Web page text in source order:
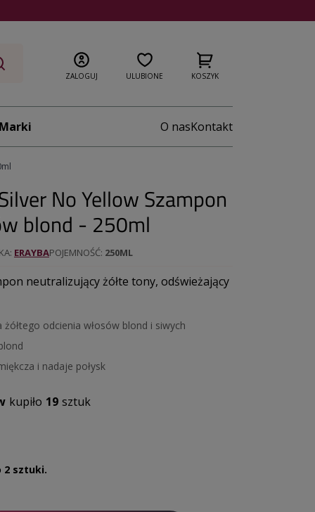
ZALOGUJ ULUBIONE KOSZYK
O nasKontakt
No Yellow Szampon
blond - 250ml
ERAYBAPOJEMNOŚĆ 250ML
neutralizujący żółte tony, odświeżający
żółtego odcienia włosów blond i siwych
i nadaje połysk
kupiło 19 sztuk
2 sztuki.